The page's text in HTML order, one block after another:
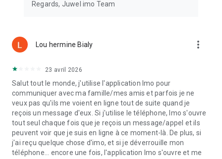
Regards, Juwel imo Team
Lou hermine Bialy more_vert
23 avril 2026
Salut tout le monde, j'utilise l'application Imo pour
communiquer avec ma famille/mes amis et parfois je ne
veux pas qu'ils me voient en ligne tout de suite quand je
reçois un message d'eux. Si j'utilise le téléphone, Imo s'ouvre
tout seul chaque fois que je reçois un message/appel et ils
peuvent voir que je suis en ligne à ce moment-là. De plus, si
j'ai reçu quelque chose d'imo, et si je déverrouille mon
téléphone... encore une fois, l'application Imo s'ouvre et me